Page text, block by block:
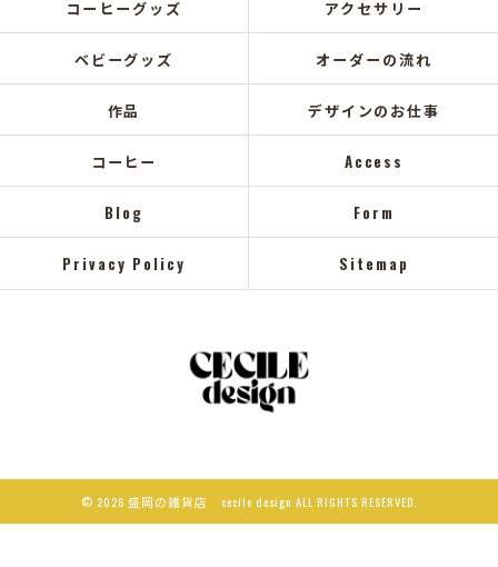
コーヒーグッズ アクセサリー
ベビーグッズ オーダーの流れ
作品 デザインのお仕事
コーヒー Access
Blog Form
Privacy Policy Sitemap
© 2026 盛岡の雑貨店 cecile design ALL RIGHTS RESERVED.